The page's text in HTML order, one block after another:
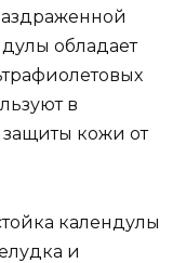
обладает
в
защиты кожи от
календулы
и